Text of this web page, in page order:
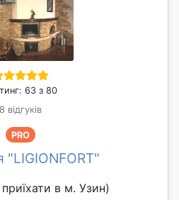
63 з 80
8 відгуків
PRO
"LIGIONFORT"
в м. Узин)